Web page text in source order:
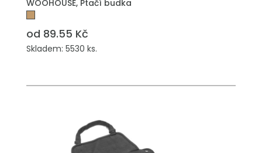
WOOHOUSE, Ptačí budka
od 89.55 Kč
Skladem: 5530 ks.